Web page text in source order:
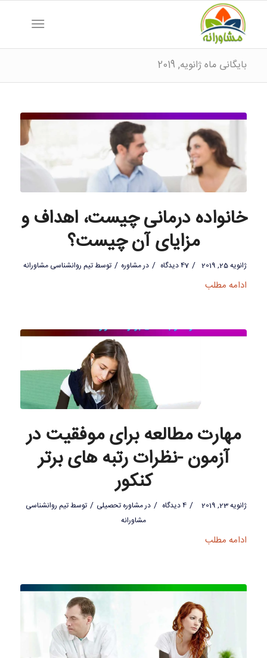
بایگانی ماه ژانویه, 2019
خانواده درمانی چیست، اهداف و
مزایای آن چیست؟
ژانویه 25, 2019 / 47 دیدگاه / درمشاوره / توسطتیم روانشناسی مشاورانه
ادامه مطلب
مهارت مطالعه برای موفقیت در
آزمون -نظرات رتبه های برتر
کنکور
ژانویه 23, 2019 / 4 دیدگاه / درمشاوره تحصیلی / توسطتیم روانشناسی
مشاورانه
ادامه مطلب